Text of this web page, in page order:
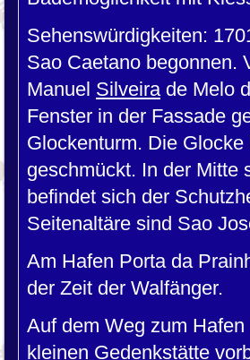
Sehenswürdigkeiten:
Sao Caetano begonnen.
Manuel Silveirade Melo
Fenster in der Fassade
Glockenturm. Die
geschmückt. In der Mitte
befindet sich der
Seitenaltäre sind Sao
Am Hafen Porta da
der Zeit der Walfänger.
Auf dem Weg zum
kleinen Gedenkstätte